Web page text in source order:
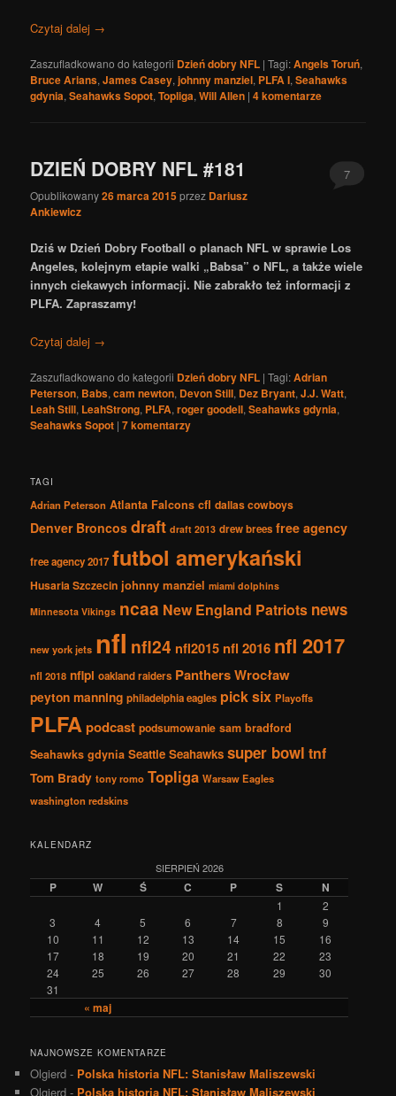
Czytaj dalej →
Zaszufladkowano do kategorii Dzień dobry NFL |Tagi:Angels Toruń,
Bruce Arians,James Casey,johnny manziel, PLFA I,Seahawks
gdynia,Seahawks Sopot,Topliga,Will Allen |4komentarze
DZIEŃ DOBRY NFL #181
Opublikowany26 marca 2015przez Dariusz
Ankiewicz
7
Dziś w Dzień Dobry Football o planach NFL w sprawie Los
Angeles, kolejnym etapie walki „Babsa” o NFL, a także wiele
innych ciekawych informacji. Nie zabrakło też informacji z
PLFA. Zapraszamy!
Czytaj dalej →
Zaszufladkowano do kategorii Dzień dobry NFL |Tagi:Adrian
Peterson, Babs,cam newton, Devon Still, Dez Bryant,J.J. Watt,
Leah Still, LeahStrong, PLFA,roger goodell,Seahawks gdynia,
Seahawks Sopot |7komentarzy
TAGI
Adrian Peterson Atlanta Falcons cfl dallas cowboys
Denver Broncos draft draft 2013 drew brees free agency
free agency 2017 futbol amerykański
Husaria Szczecin johnny manziel miami dolphins
Minnesota Vikings ncaa New England Patriots news
new york jets nfl nfl24 nfl2015 nfl 2016 nfl 2017
nfl 2018 nflpl oakland raiders Panthers Wrocław
peyton manning philadelphia eagles pick six Playoffs
PLFApodcast podsumowanie sam bradford
Seahawks gdynia Seattle Seahawks super bowl tnf
Tom Brady tony romo Topliga Warsaw Eagles
washington redskins
KALENDARZ
SIERPIEŃ 2026
P W Ś C P S N
« maj
1
2
3
4 5 6 7 8
9
10
11 12 13 14 15
16
17
18 19 20 21 22
23
24
25 26 27 28 29
30
31
NAJNOWSZE KOMENTARZE
Olgierd - Polska historia NFL: Stanisław Maliszewski
Olgierd - Polska historia NFL: Stanisław Maliszewski